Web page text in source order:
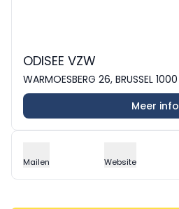
ODISEE VZW
WARMOESBERG 26, BRUSSEL 1000
Meer info
Mailen Website